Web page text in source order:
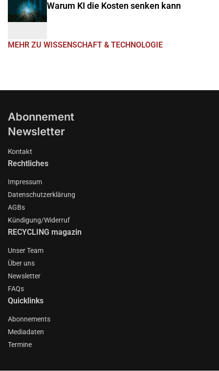
Warum KI die Kosten senken kann
MEHR ZU WISSENSCHAFT & TECHNOLOGIE
Abonnement
Newsletter
Kontakt
Rechtliches
Impressum
Datenschutzerklärung
AGBs
Kündigung/Widerruf
RECYCLING magazin
Unser Team
Über uns
Newsletter
FAQs
Quicklinks
Abonnements
Mediadaten
Termine